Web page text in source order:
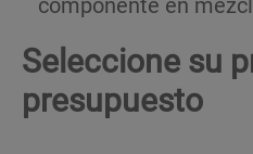
Seleccione su
presupuesto